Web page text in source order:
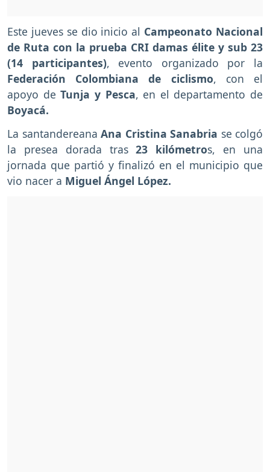
Este jueves se dio inicio al Campeonato Nacional
de Ruta con la prueba CRI damas élite y sub 23
(14 participantes), evento organizado por la
Federación Colombiana de ciclismo, con el
apoyo deTunja y Pesca, en el departamento de
Boyacá.
La santandereana Ana Cristina Sanabria se colgó
la presea dorada tras23 kilómetros, en una
jornada que partió y finalizó en el municipio que
vio nacer a Miguel Ángel López.